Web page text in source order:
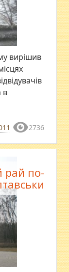
вирішив
в
2736
рай по-